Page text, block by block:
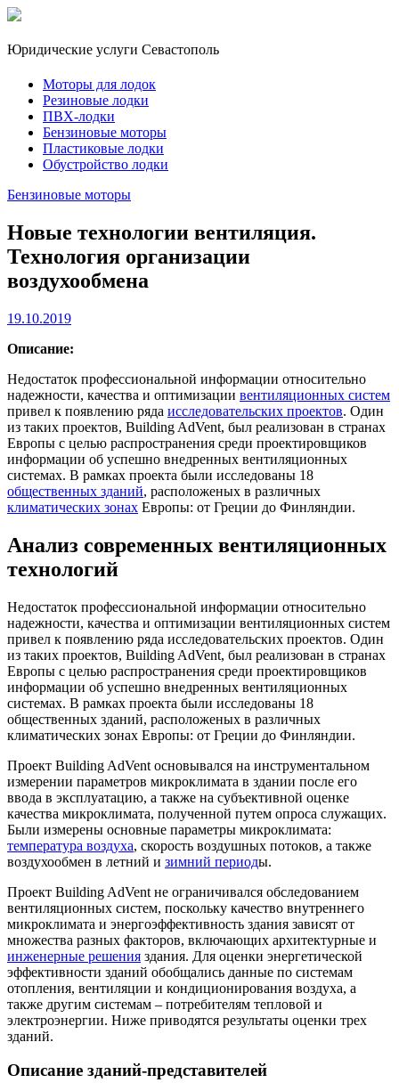
Юридические услуги Севастополь
Моторы для лодок
Резиновые лодки
ПВХ-лодки
Бензиновые моторы
Пластиковые лодки
Обустройство лодки
Бензиновые моторы
Новые технологии вентиляция.
Технология организации
воздухообмена
19.10.2019
Описание:
Недостаток профессиональной информации относительно
надежности, качества и оптимизации вентиляционных систем
привел к появлению ряда исследовательских проектов. Один
из таких проектов, Building AdVent, был реализован в странах
Европы с целью распространения среди проектировщиков
информации об успешно внедренных вентиляционных
системах. В рамках проекта были исследованы 18
общественных зданий, расположеных в различных
климатических зонах Европы: от Греции до Финляндии.
Анализ современных вентиляционных
технологий
Недостаток профессиональной информации относительно
надежности, качества и оптимизации вентиляционных систем
привел к появлению ряда исследовательских проектов. Один
из таких проектов, Building AdVent, был реализован в странах
Европы с целью распространения среди проектировщиков
информации об успешно внедренных вентиляционных
системах. В рамках проекта были исследованы 18
общественных зданий, расположеных в различных
климатических зонах Европы: от Греции до Финляндии.
Проект Building AdVent основывался на инструментальном
измерении параметров микроклимата в здании после его
ввода в эксплуатацию, а также на субъективной оценке
качества микроклимата, полученной путем опроса служащих.
Были измерены основные параметры микроклимата:
температура воздуха, скорость воздушных потоков, а также
воздухообмен в летний и зимний периоды.
Проект Building AdVent не ограничивался обследованием
вентиляционных систем, поскольку качество внутреннего
микроклимата и энергоэффективность здания зависят от
множества разных факторов, включающих архитектурные и
инженерные решения здания. Для оценки энергетической
эффективности зданий обобщались данные по системам
отопления, вентиляции и кондиционирования воздуха, а
также другим системам – потребителям тепловой и
электроэнергии. Ниже приводятся результаты оценки трех
зданий.
Описание зданий-представителей